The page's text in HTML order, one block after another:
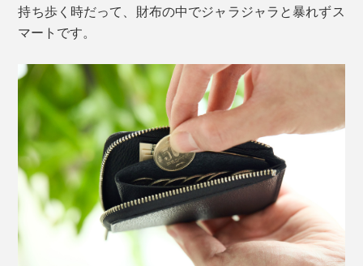
持ち歩く時だって、財布の中でジャラジャラと暴れずス
マートです。